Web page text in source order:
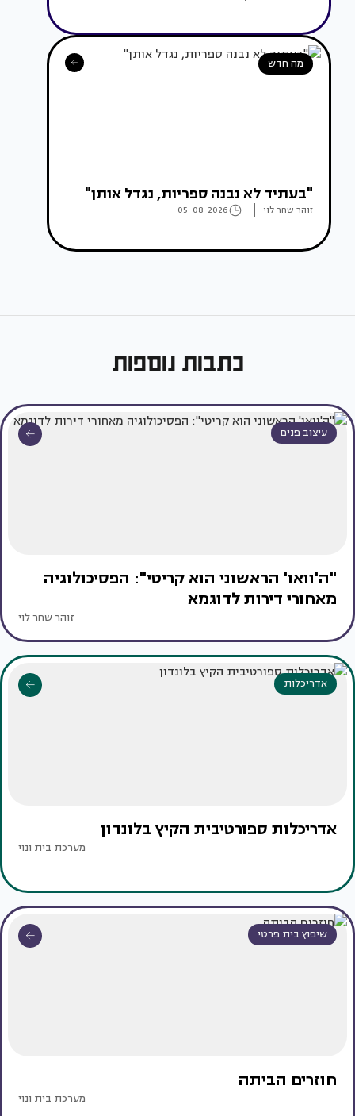
מה חדש
"בעתיד לא נבנה ספריות, נגדל אותן"
זוהר שחר לוי 05-08-2026
כתבות נוספות
עיצוב פנים
"ה'וואו' הראשוני הוא קריטי": הפסיכולוגיה
מאחורי דירות לדוגמא
זוהר שחר לוי
אדריכלות
אדריכלות ספורטיבית הקיץ בלונדון
מערכת בית ונוי
שיפוץ בית פרטי
חוזרים הביתה
מערכת בית ונוי